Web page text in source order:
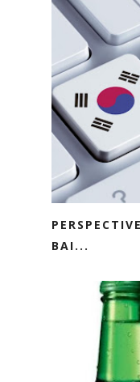
BAI...